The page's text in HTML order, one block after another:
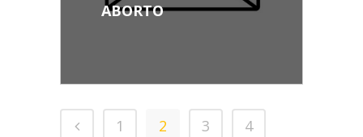
ABORTO
1 2 3
4